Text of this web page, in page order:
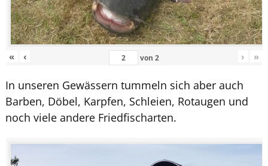
« ‹ von 2 › »
In unseren Gewässern tummeln sich aber auch
Barben, Döbel, Karpfen, Schleien, Rotaugen und
noch viele andere Friedfischarten.